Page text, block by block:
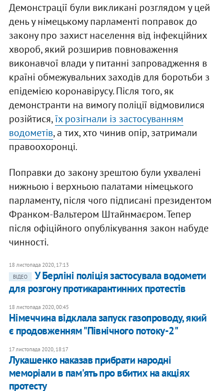
Демонстрації були викликані розглядом у цей
день у німецькому парламенті поправок до
закону про захист населення від інфекційних
хвороб, який розширив повноваження
виконавчої влади у питанні запровадження в
країні обмежувальних заходів для боротьби з
епідемією коронавірусу. Після того, як
демонстранти на вимогу поліції відмовилися
розійтися,їх розігнали із застосуванням
водометів, а тих, хто чинив опір, затримали
правоохоронці.
Поправки до закону зрештою були ухвалені
нижньою і верхньою палатами німецького
парламенту, після чого підписані президентом
Франком-Вальтером Штайнмаєром. Тепер
після офіційного опублікування закон набуде
чинності.
18 листопада 2020, 17:13
ВІДЕО
У Берліні поліція застосувала водомети
для розгону протикарантинних протестів
18 листопада 2020, 00:45
Німеччина відклала запуск газопроводу, який
є продовженням "Північного потоку-2"
17 листопада 2020, 18:17
Лукашенко наказав прибрати народні
меморіали в пам'ять про вбитих на акціях
протесту